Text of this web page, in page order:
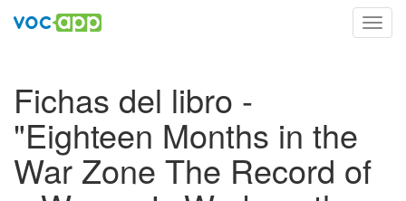
Fichas del libro -
"Eighteen Months in the
War Zone The Record of